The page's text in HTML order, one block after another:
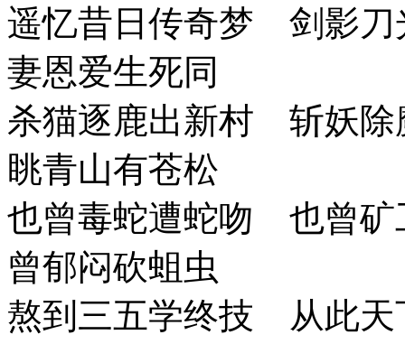
遥忆昔日传奇梦 剑影
妻恩爱生死同
杀猫逐鹿出新村 斩妖
眺青山有苍松
也曾毒蛇遭蛇吻 也曾
曾郁闷砍蛆虫
熬到三五学终技 从此